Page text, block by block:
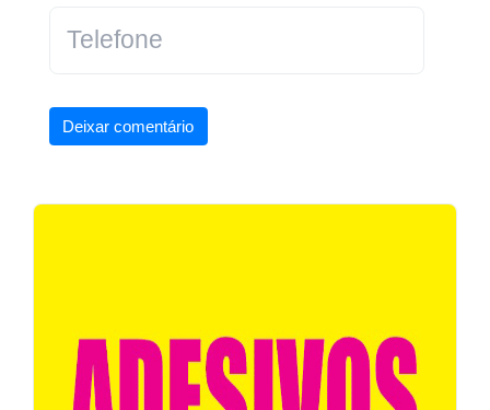
Deixar comentário